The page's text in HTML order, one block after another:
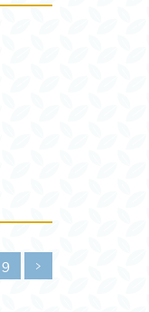
9 >